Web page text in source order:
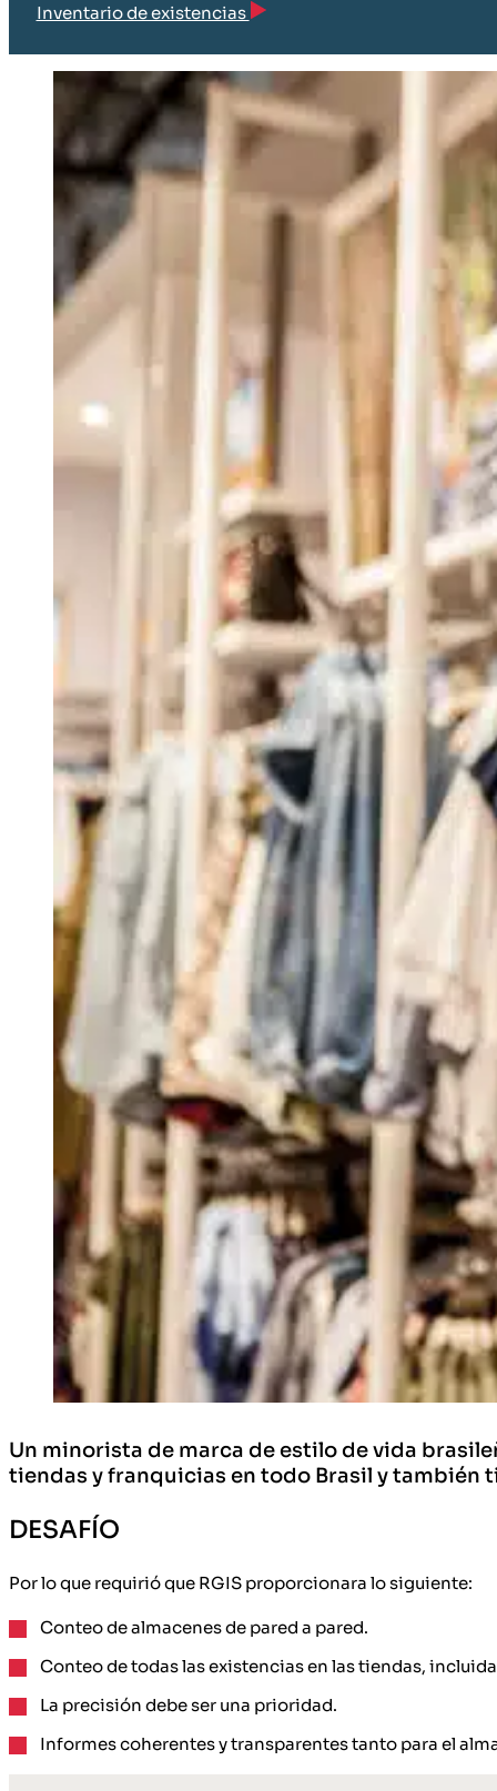
Inventario de existencias
Un minorista de marca de estilo de vida
tiendas y franquicias en todo Brasil y también
DESAFÍO
Por lo que requirió que RGIS proporcionara lo siguiente:
Conteo de almacenes de pared a pared.
Conteo de todas las existencias en las tiendas,
La precisión debe ser una prioridad.
Informes coherentes y transparentes tanto para el